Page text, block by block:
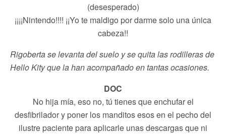
(desesperado)
¡¡¡¡Nintendo!!!! ¡¡Yo te maldigo por darme solo una única
cabeza!!
Rigoberta se levanta del suelo y se quita las rodilleras de
Hello Kity que la han acompañado en tantas ocasiones.
DOC
No hija mía, eso no, tú tienes que enchufar el
desfibrilador y poner los manditos esos en el pecho del
ilustre paciente para aplicarle unas descargas que ni